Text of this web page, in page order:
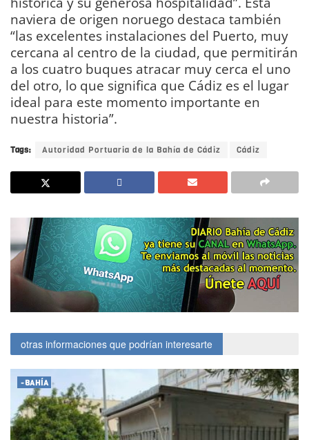
naviera de origen noruego destaca también
“las excelentes instalaciones del Puerto, muy
cercana al centro de la ciudad, que permitirán
a los cuatro buques atracar muy cerca el uno
del otro, lo que significa que Cádiz es el lugar
ideal para este momento importante en
nuestra historia”.
Tags: Autoridad Portuaria de la Bahía de Cádiz Cádiz
otras informaciones que podrían interesarte
-BAHÍA